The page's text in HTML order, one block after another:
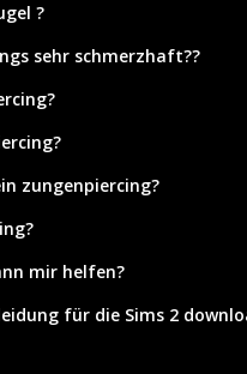
?
sehr schmerzhaft??
zungenpiercing?
mir helfen?
für die Sims 2